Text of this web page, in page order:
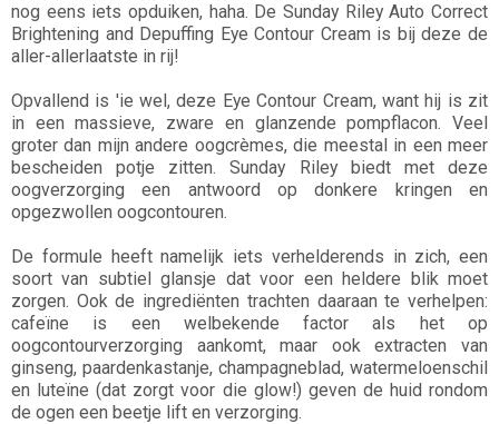
nog eens iets opduiken, haha. De Sunday Riley Auto Correct
Brightening and Depuffing Eye Contour Cream is bij deze de
aller-allerlaatste in rij!
Opvallend is 'ie wel, deze Eye Contour Cream, want hij is zit
in een massieve, zware en glanzende pompflacon. Veel
groter dan mijn andere oogcrèmes, die meestal in een meer
bescheiden potje zitten. Sunday Riley biedt met deze
oogverzorging een antwoord op donkere kringen en
opgezwollen oogcontouren.
De formule heeft namelijk iets verhelderends in zich, een
soort van subtiel glansje dat voor een heldere blik moet
zorgen. Ook de ingrediënten trachten daaraan te verhelpen:
cafeïne is een welbekende factor als het op
oogcontourverzorging aankomt, maar ook extracten van
ginseng, paardenkastanje, champagneblad, watermeloenschil
en luteïne (dat zorgt voor die glow!) geven de huid rondom
de ogen een beetje lift en verzorging.